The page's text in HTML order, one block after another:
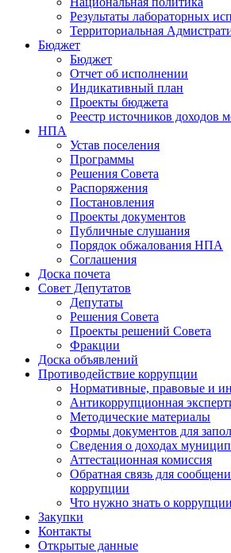
Результаты лабораторных
Территориальная
Бюджет
Бюджет
Отчет об исполнении
Индикативный план
Проекты бюджета
Реестр источников доходов
НПА
Устав поселения
Программы
Решения Совета
Распоряжения
Постановления
Проекты документов
Публичные слушания
Порядок обжалования НПА
Соглашения
Доска почета
Совет Депутатов
Депутаты
Решения Совета
Проекты решений Совета
Фракции
Доска объявлений
Противодействие коррупции
Нормативные, правовые и
Антикоррупционная
Методические материалы
Формы документов для
Сведения о доходах
Аттестационная комиссия
Обратная связь для
коррупции
Что нужно знать о коррупции
Закупки
Контакты
Открытые данные